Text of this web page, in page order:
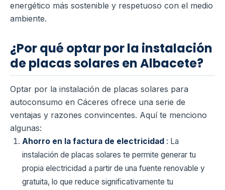
energético más sostenible y respetuoso con el medio
ambiente.
¿Por qué optar por la instalación
de placas solares en Albacete?
Optar por la instalación de placas solares para
autoconsumo en Cáceres ofrece una serie de
ventajas y razones convincentes. Aquí te menciono
algunas:
Ahorro en la factura de electricidad : La
instalación de placas solares te permite generar tu
propia electricidad a partir de una fuente renovable y
gratuita, lo que reduce significativamente tu